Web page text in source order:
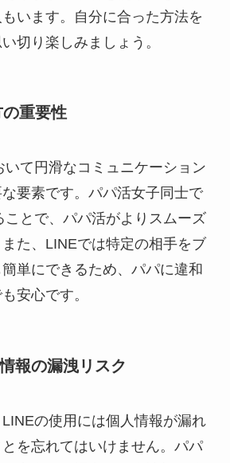
います。自分に合った方法を
切り楽しみましょう。
重要性
いて円滑なコミュニケーション
要素です。パパ活女子同士で
ことで、パパ活がよりスムーズ
た、LINEでは特定の相手をブ
単にできるため、パパに違和
安心です。
報の漏洩リスク
の使用には個人情報が漏れ
を忘れてはいけません。パパ